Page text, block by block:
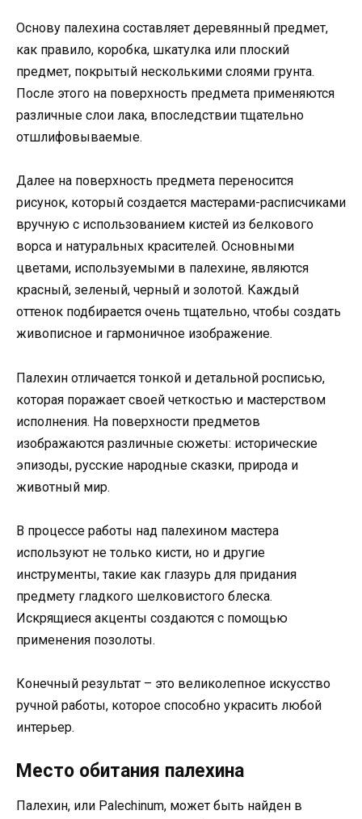
Основу палехина составляет деревянный предмет,
как правило, коробка, шкатулка или плоский
предмет, покрытый несколькими слоями грунта.
После этого на поверхность предмета применяются
различные слои лака, впоследствии тщательно
отшлифовываемые.
Далее на поверхность предмета переносится
рисунок, который создается мастерами-расписчиками
вручную с использованием кистей из белкового
ворса и натуральных красителей. Основными
цветами, используемыми в палехине, являются
красный, зеленый, черный и золотой. Каждый
оттенок подбирается очень тщательно, чтобы создать
живописное и гармоничное изображение.
Палехин отличается тонкой и детальной росписью,
которая поражает своей четкостью и мастерством
исполнения. На поверхности предметов
изображаются различные сюжеты: исторические
эпизоды, русские народные сказки, природа и
животный мир.
В процессе работы над палехином мастера
используют не только кисти, но и другие
инструменты, такие как глазурь для придания
предмету гладкого шелковистого блеска.
Искрящиеся акценты создаются с помощью
применения позолоты.
Конечный результат – это великолепное искусство
ручной работы, которое способно украсить любой
интерьер.
Место обитания палехина
Палехин, или Palechinum, может быть найден в